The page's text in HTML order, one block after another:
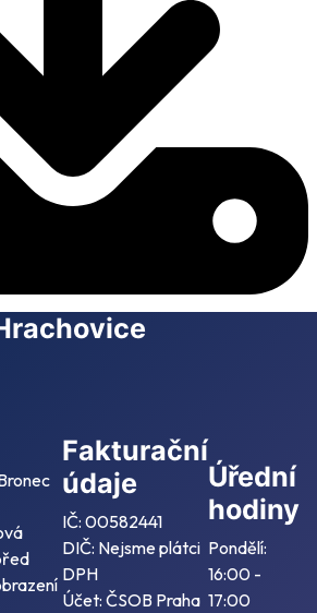
Fakturační
údaje
IČ: 00582441
DIČ: Nejsme plátci
DPH
Účet: ČSOB Praha
Úřední
hodiny
Pondělí:
16:00 -
17:00